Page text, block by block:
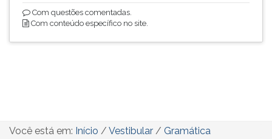
Com questões comentadas.
Com conteúdo específico no site.
Você está em: Início / Vestibular / Gramática